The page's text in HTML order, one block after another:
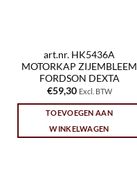
art.nr. HK5436A
MOTORKAP ZIJEMBLEEM
FORDSON DEXTA
€59,30 Excl. BTW
TOEVOEGEN AAN
WINKELWAGEN